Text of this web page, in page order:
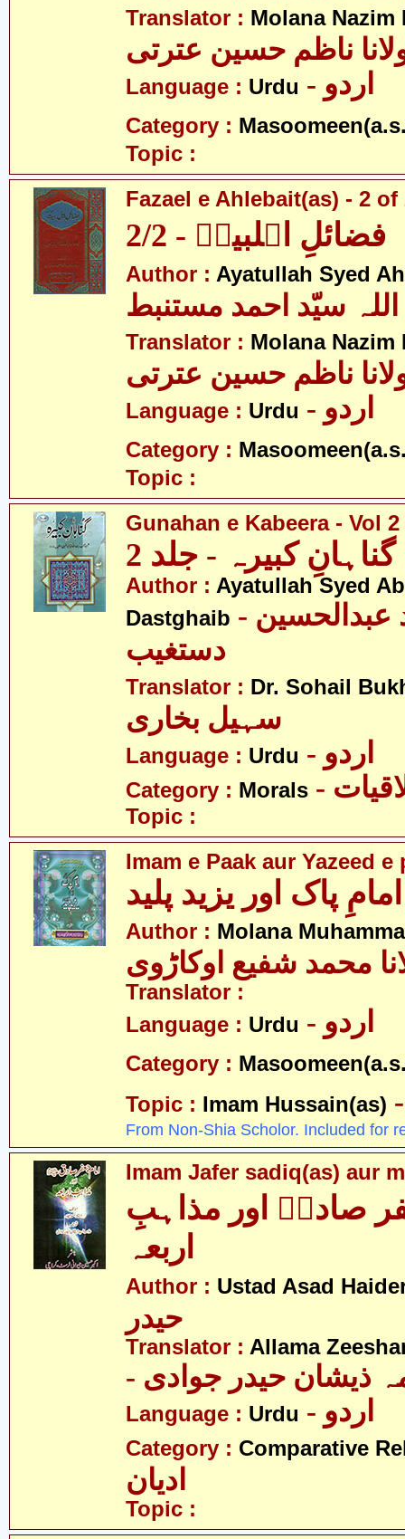
Translator : Molana
ناظم حسین عترتی
Language : Urdu - اردو
Category :
Topic :
Fazael e Ahlebait(as) - 2 of
فضائلِ اہلبیتؑ - 2/2
Author : Ayatullah Syed
سیّد احمد مستنبط
Translator : Molana
ناظم حسین عترتی
Language : Urdu - اردو
Category :
Topic :
Gunahan e Kabeera - Vol 2
گناہانِ کبیرہ - جلد 2
Author : Ayatullah Syed
Dastghaib - آیت اللہ سیّد عبدالحسین
دستغیب
Translator : Dr. Sohail
سہیل بخاری
Language : Urdu - اردو
Category : Morals
Topic :
Imam e Paak aur Yazeed e
امامِ پاک اور یزید پلید
Author : Molana
محمد شفیع اوکاڑوی
Translator :
Language : Urdu - اردو
Category :
Topic : Imam Hussain(as)
From Non-Shia Scholor. Included for
Imam Jafer sadiq(as) aur
صادقؑ اور مذاہبِ
اربعہ
Author : Ustad Asad
حیدر
Translator : Allama
ذیشان حیدر جوادی
Language : Urdu - اردو
Category : Comparative
ادیان
Topic :